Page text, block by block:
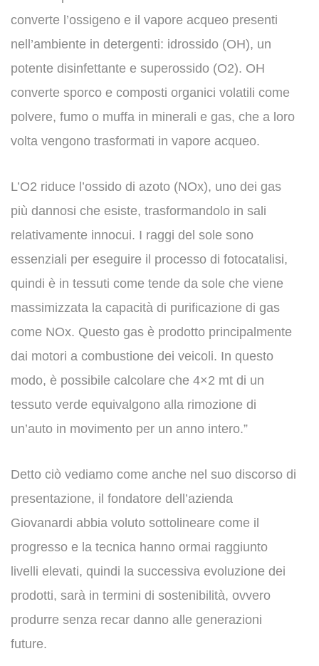
converte l’ossigeno e il vapore acqueo presenti
nell’ambiente in detergenti: idrossido (OH), un
potente disinfettante e superossido (O2). OH
converte sporco e composti organici volatili come
polvere, fumo o muffa in minerali e gas, che a loro
volta vengono trasformati in vapore acqueo.
L’O2 riduce l’ossido di azoto (NOx), uno dei gas
più dannosi che esiste, trasformandolo in sali
relativamente innocui. I raggi del sole sono
essenziali per eseguire il processo di fotocatalisi,
quindi è in tessuti come tende da sole che viene
massimizzata la capacità di purificazione di gas
come NOx. Questo gas è prodotto principalmente
dai motori a combustione dei veicoli. In questo
modo, è possibile calcolare che 4×2 mt di un
tessuto verde equivalgono alla rimozione di
un’auto in movimento per un anno intero.”
Detto ciò vediamo come anche nel suo discorso di
presentazione, il fondatore dell’azienda
Giovanardi abbia voluto sottolineare come il
progresso e la tecnica hanno ormai raggiunto
livelli elevati, quindi la successiva evoluzione dei
prodotti, sarà in termini di sostenibilità, ovvero
produrre senza recar danno alle generazioni
future.